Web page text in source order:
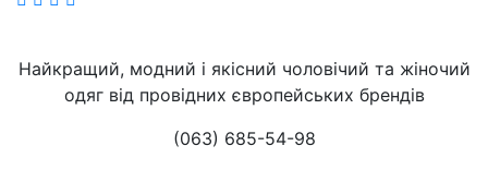
Найкращий, модний і якісний чоловічий та жіночий
одяг від провідних європейських брендів
(063) 685-54-98